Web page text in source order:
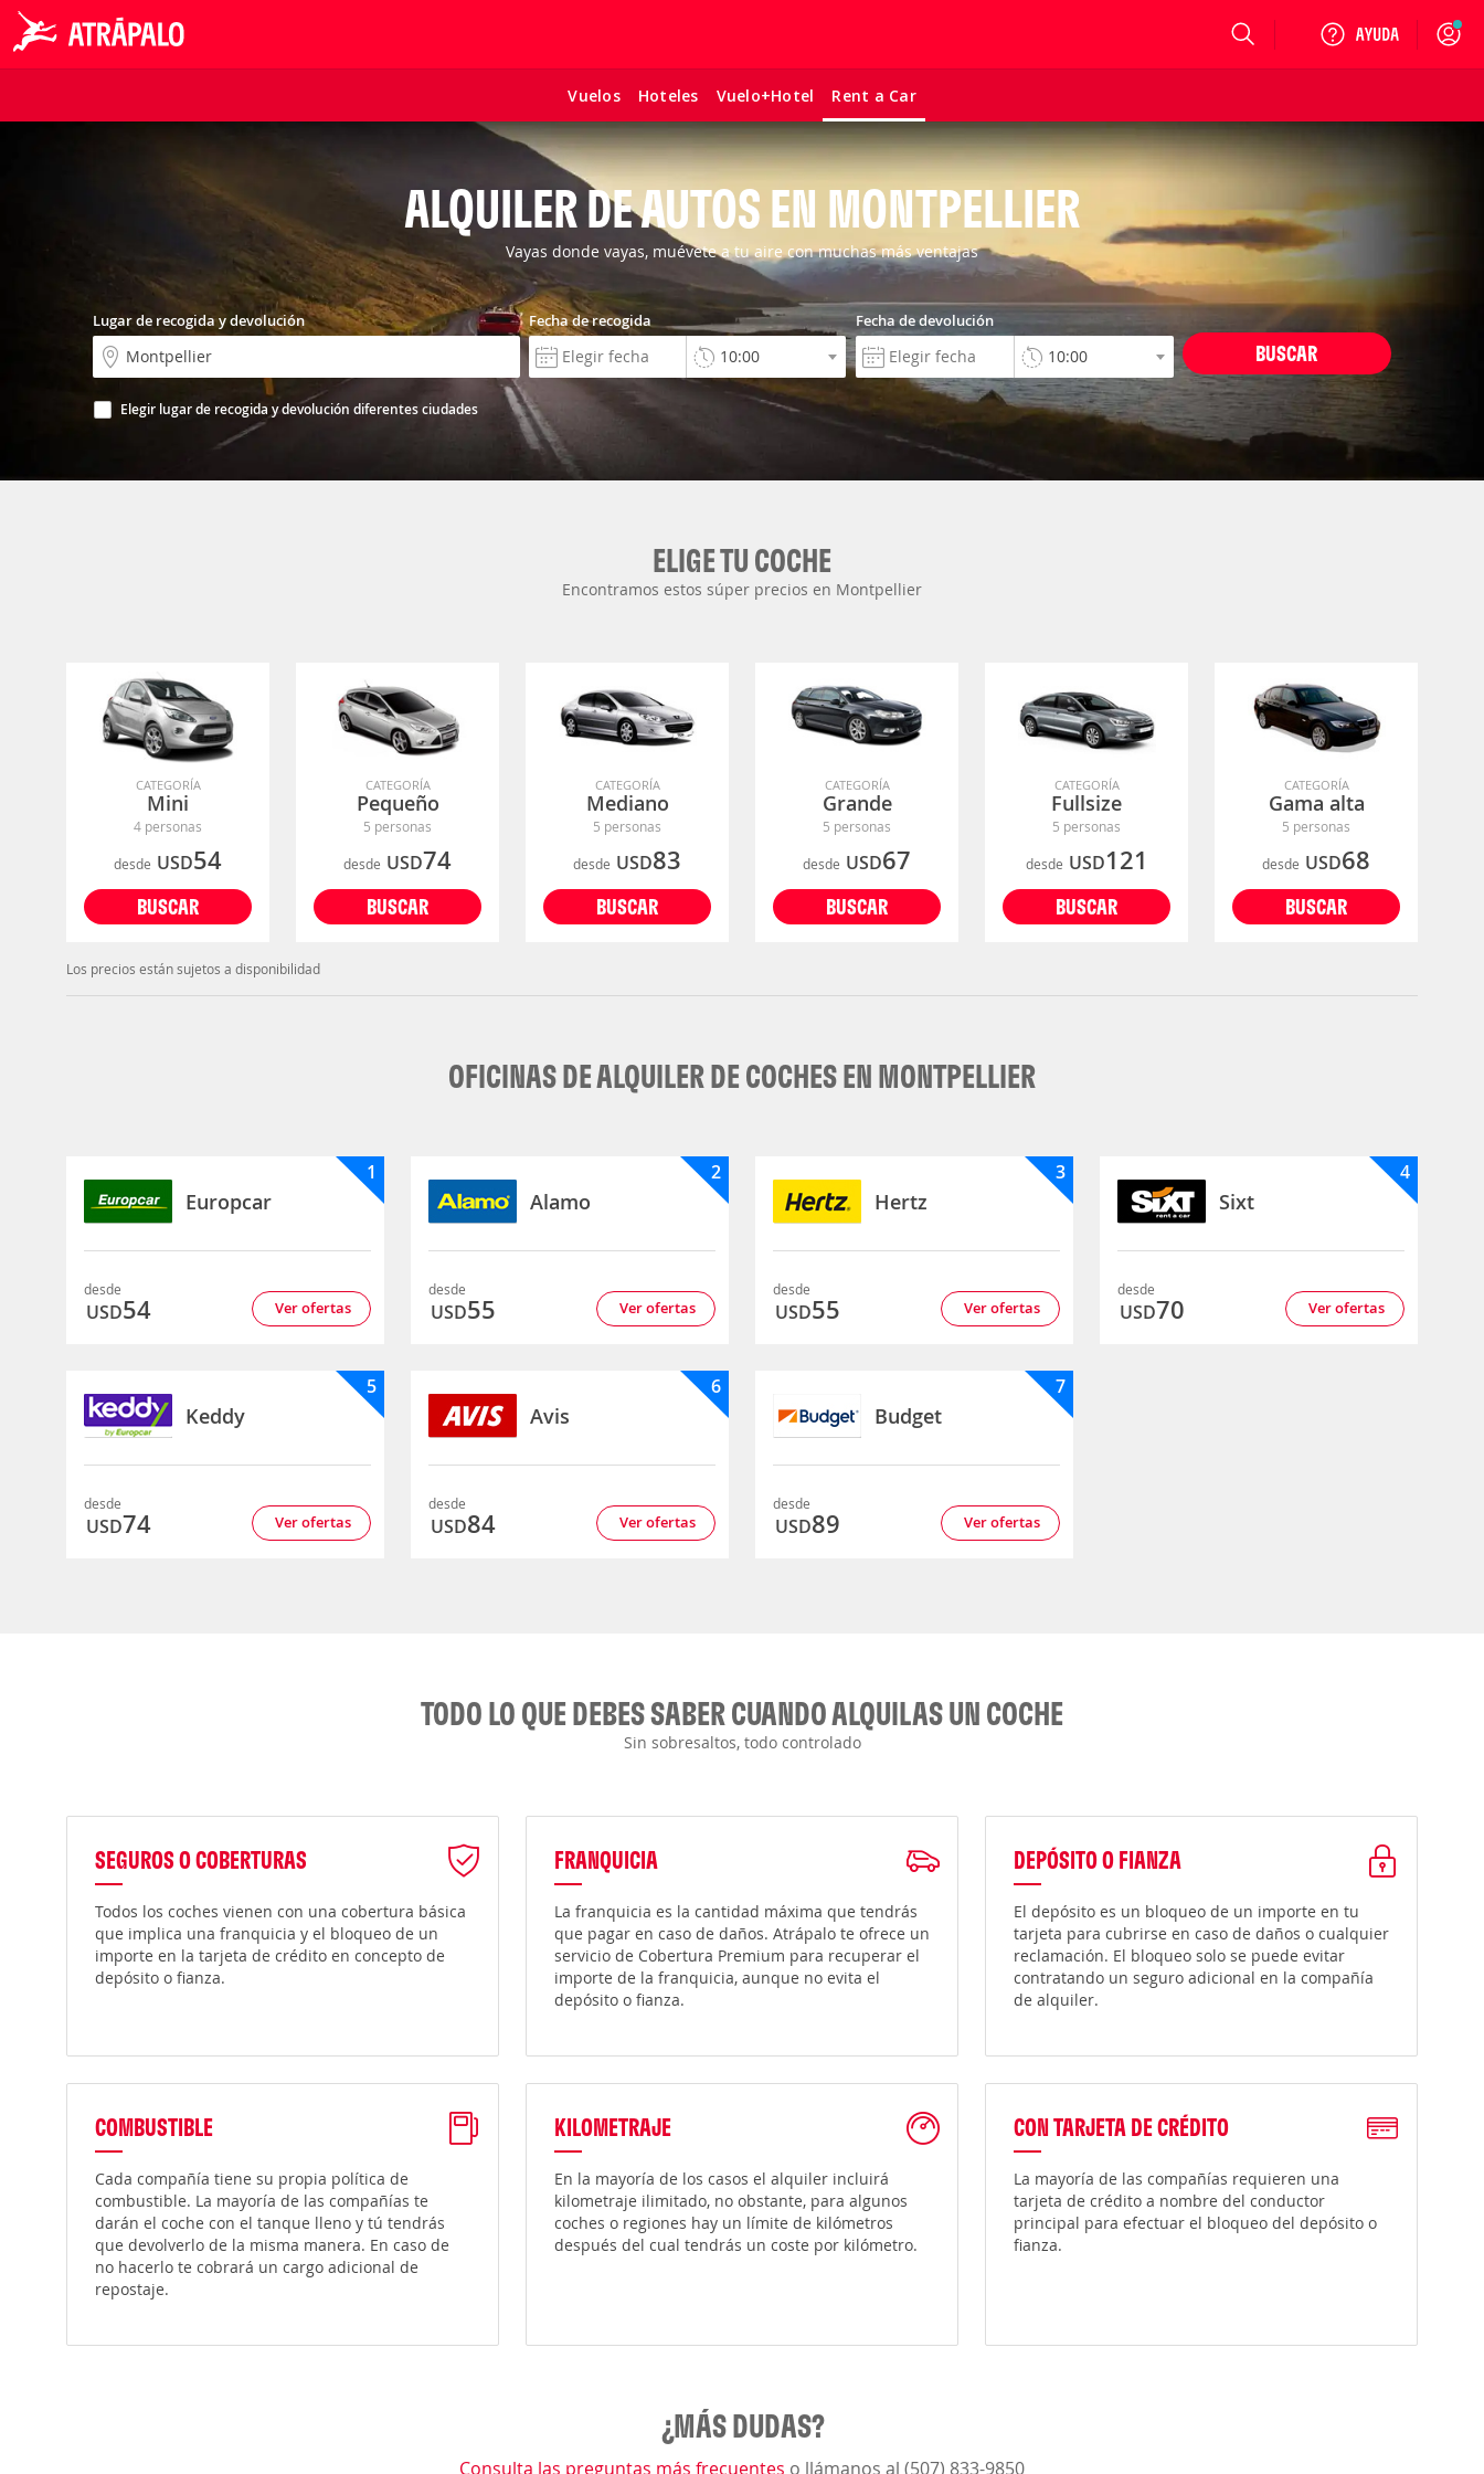
Vuelos Hoteles Vuelo+Hotel Rent a Car
Login
ALQUILER DE AUTOS EN MONTPELLIER
Vayas donde vayas, muévete a tu aire con muchas más ventajas
Lugar de recogida y devolución
Elegir lugar de recogida y devolución diferentes ciudades
Fecha de recogida Fecha de devolución
BUSCAR
ELIGE TU COCHE
Encontramos estos súper precios en Montpellier
CATEGORÍA
Mini
4 personas
desde USD54
BUSCAR
CATEGORÍA
Pequeño
5 personas
desde USD74
BUSCAR
CATEGORÍA
Mediano
5 personas
desde USD83
BUSCAR
CATEGORÍA
Grande
5 personas
desde USD67
BUSCAR
CATEGORÍA
Fullsize
5 personas
desde USD121
BUSCAR
CATEGORÍA
Gama alta
5 personas
desde USD68
BUSCAR
Los precios están sujetos a disponibilidad
OFICINAS DE ALQUILER DE COCHES EN MONTPELLIER
Europcar
1
desde
USD54 Ver ofertas
Alamo
2
desde
USD55 Ver ofertas
Hertz
3
desde
USD55 Ver ofertas
Sixt
4
desde
USD70 Ver ofertas
Keddy
5
desde
USD74 Ver ofertas
Avis
6
desde
USD84 Ver ofertas
Budget
7
desde
USD89 Ver ofertas
TODO LO QUE DEBES SABER CUANDO ALQUILAS UN COCHE
Sin sobresaltos, todo controlado
SEGUROS O COBERTURAS
Todos los coches vienen con una cobertura básica
que implica una franquicia y el bloqueo de un
importe en la tarjeta de crédito en concepto de
depósito o fianza.
FRANQUICIA
La franquicia es la cantidad máxima que tendrás
que pagar en caso de daños. Atrápalo te ofrece un
servicio de Cobertura Premium para recuperar el
importe de la franquicia, aunque no evita el
depósito o fianza.
DEPÓSITO O FIANZA
El depósito es un bloqueo de un importe en tu
tarjeta para cubrirse en caso de daños o cualquier
reclamación. El bloqueo solo se puede evitar
contratando un seguro adicional en la compañía
de alquiler.
COMBUSTIBLE
Cada compañía tiene su propia política de
combustible. La mayoría de las compañías te
darán el coche con el tanque lleno y tú tendrás
que devolverlo de la misma manera. En caso de
no hacerlo te cobrará un cargo adicional de
repostaje.
KILOMETRAJE
En la mayoría de los casos el alquiler incluirá
kilometraje ilimitado, no obstante, para algunos
coches o regiones hay un límite de kilómetros
después del cual tendrás un coste por kilómetro.
CON TARJETA DE CRÉDITO
La mayoría de las compañías requieren una
tarjeta de crédito a nombre del conductor
principal para efectuar el bloqueo del depósito o
fianza.
¿MÁS DUDAS?
Consulta las preguntas más frecuentes o llámanos al (507) 833-9850